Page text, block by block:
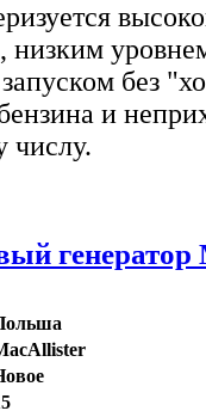
низким
без
и
числу.